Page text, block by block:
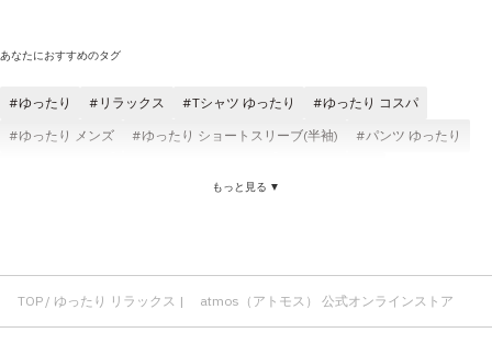
あなたにおすすめのタグ
ゆったり リラックス Tシャツ ゆったり
ゆったり コスパ
ゆったり メンズ
ゆったり ショートスリーブ(半袖)
パンツ ゆったり
快適 リラックス
ハーフパンツ リラックス ジャケット リラックス
もっと見る ▼
TOP ゆったり リラックス | atmos（アトモス） 公式オンラインストア